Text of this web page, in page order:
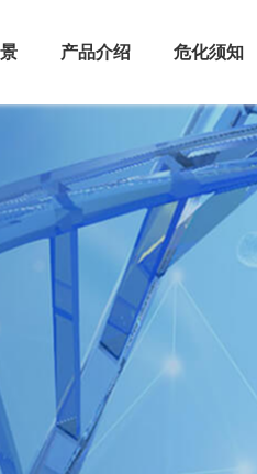
产品介绍 危化须知